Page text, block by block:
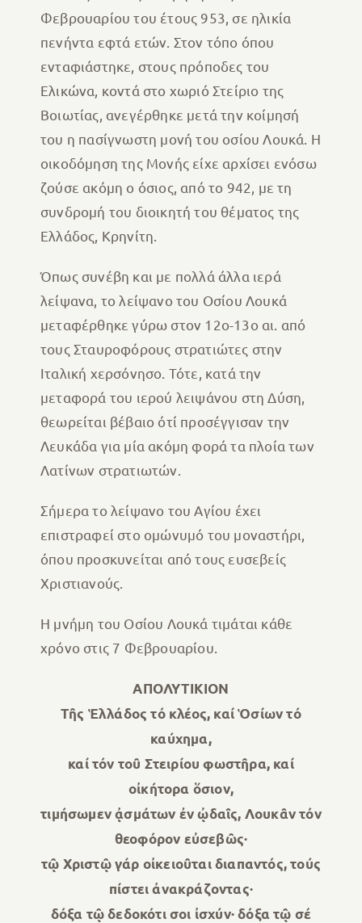
Φεβρουαρίου του έτους 953, σε ηλικία
πενήντα εφτά ετών. Στον τόπο όπου
ενταφιάστηκε, στους πρόποδες του
Ελικώνα, κοντά στο χωριό Στείριο της
Βοιωτίας, ανεγέρθηκε μετά την κοίμησή
του η πασίγνωστη μονή του οσίου Λουκά. Η
οικοδόμηση της Μονής είχε αρχίσει ενόσω
ζούσε ακόμη ο όσιος, από το 942, με τη
συνδρομή του διοικητή του θέματος της
Ελλάδος, Κρηνίτη.
Όπως συνέβη και με πολλά άλλα ιερά
λείψανα, το λείψανο του Οσίου Λουκά
μεταφέρθηκε γύρω στον 12ο-13ο αι. από
τους Σταυροφόρους στρατιώτες στην
Ιταλική χερσόνησο. Τότε, κατά την
μεταφορά του ιερού λειψάνου στη Δύση,
θεωρείται βέβαιο ότί προσέγγισαν την
Λευκάδα για μία ακόμη φορά τα πλοία των
Λατίνων στρατιωτών.
Σήμερα το λείψανο του Αγίου έχει
επιστραφεί στο ομώνυμό του μοναστήρι,
όπου προσκυνείται από τους ευσεβείς
Χριστιανούς.
Η μνήμη του Οσίου Λουκά τιμάται κάθε
χρόνο στις 7 Φεβρουαρίου.
ΑΠΟΛΥΤΙΚΙΟΝ
Τῆς Ἑλλάδος τό κλέος, καί Ὁσίων τό
καύχημα,
καί τόν τοῦ Στειρίου φωστῆρα, καί
οἰκήτορα ὅσιον,
τιμήσωμεν ᾀσμάτων ἐν ᾠδαῖς, Λουκᾶν τόν
θεοφόρον εὐσεβῶς·
τῷ Χριστῷ γάρ οἰκειοῦται διαπαντός, τούς
πίστει ἀνακράζοντας·
δόξα τῷ δεδοκότι σοι ἰσχύν· δόξα τῷ σέ